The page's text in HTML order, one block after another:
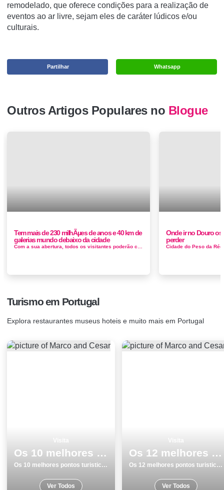
remodelado, que oferece condições para a realização de
eventos ao ar livre, sejam eles de caráter lúdicos e/ou
culturais.
Whatsapp
Partilhar
Outros Artigos Populares no Blogue
Tem mais de 230 milhÃµes de anos e 40 km de
galerias mundo debaixo da cidade
Onde ir no Douro
perder
Turismo em Portugal
Explora restaurantes museus hoteis e muito mais em Portugal
Os 10 melhores pontos turisticos para visitar em BraganÃ§a
Os 10 melhores pontos turisticos para visitar em BraganÃ§a
Ver Todos
Os 12 melhores pontos turisticos e passeios em BraganÃ§a
Os 12 melhores pontos turisticos e passeios em BraganÃ§a
Ver Todos